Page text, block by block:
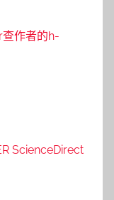
作者的h-
ScienceDirect